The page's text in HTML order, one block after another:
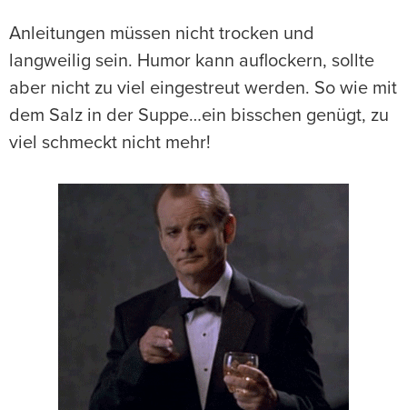
Anleitungen müssen nicht trocken und
langweilig sein. Humor kann auflockern, sollte
aber nicht zu viel eingestreut werden. So wie mit
dem Salz in der Suppe…ein bisschen genügt, zu
viel schmeckt nicht mehr!